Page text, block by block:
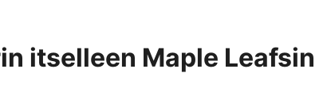
itselleen Maple Leafsin